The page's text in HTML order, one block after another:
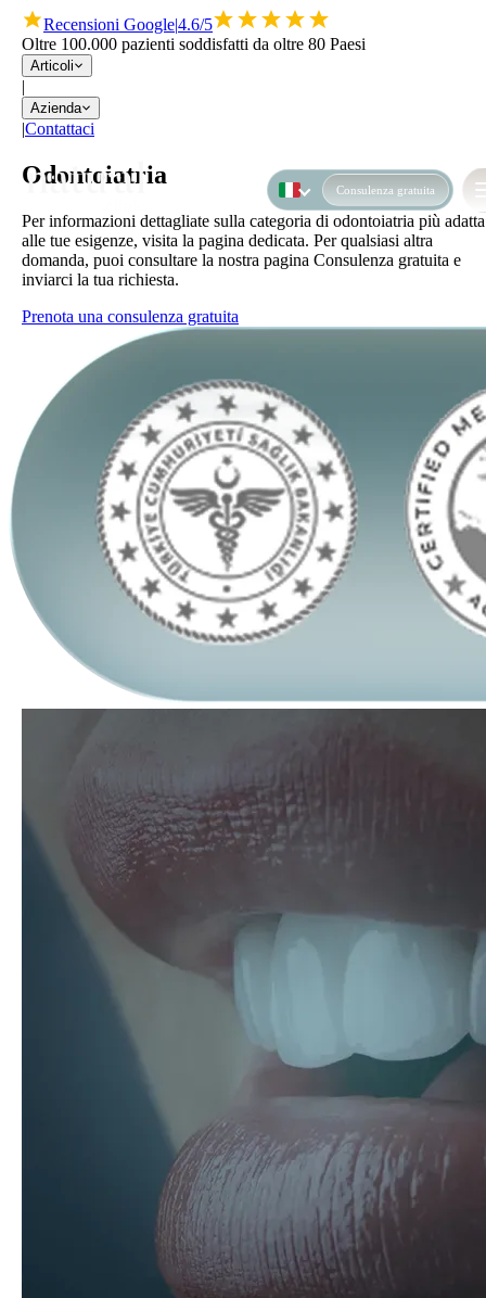
Recensioni Google|4.6/5
Oltre 100.000 pazienti soddisfatti da oltre 80 Paesi
Articoli
|
Azienda
|Contattaci
Consulenza gratuita
Odontoiatria
Per informazioni dettagliate sulla categoria di odontoiatria più adatta
alle tue esigenze, visita la pagina dedicata. Per qualsiasi altra
domanda, puoi consultare la nostra pagina Consulenza gratuita e
inviarci la tua richiesta.
Prenota una consulenza gratuita